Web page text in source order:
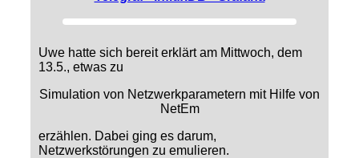
Uwe hatte sich bereit erklärt am Mittwoch, dem
13.5., etwas zu
Simulation von Netzwerkparametern mit Hilfe von
NetEm
erzählen. Dabei ging es darum,
Netzwerkstörungen zu emulieren.